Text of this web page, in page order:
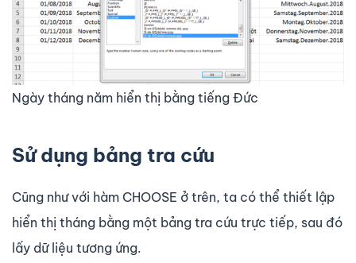
Ngày tháng năm hiển thị bằng tiếng Đức
Sử dụng bảng tra cứu
Cũng như với hàm CHOOSE ở trên, ta có thể thiết lập
hiển thị tháng bằng một bảng tra cứu trực tiếp, sau đó
lấy dữ liệu tương ứng.